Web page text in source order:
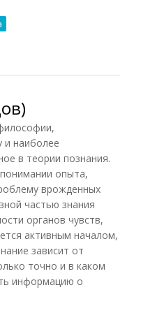
и наиболее
в теории познания.
опыта,
врожденных
частью знания
органов чувств,
активным началом,
зависит от
точно и в каком
информацию о